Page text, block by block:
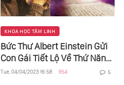
KHOA HỌC TÂM LINH
Bức Thư Albert Einstein Gửi
Con Gái Tiết Lộ Về Thứ Năng
Lượng Mạnh Mẽ, Kỳ Lạ Nhất
Tue, 04/04/2023 16:58 954 5